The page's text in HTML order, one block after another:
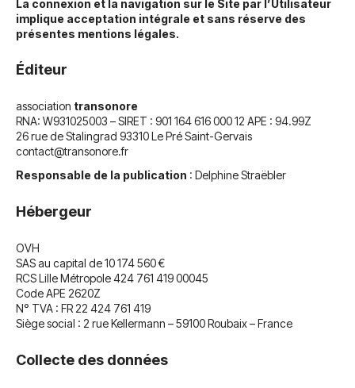
La connexion et la navigation sur le Site par l’Utilisateur
implique acceptation intégrale et sans réserve des
présentes mentions légales.
Éditeur
association transonore
RNA: W931025003 – SIRET : 901 164 616 000 12 APE : 94.99Z
26 rue de Stalingrad 93310 Le Pré Saint-Gervais
contact@transonore.fr
Responsable de la publication : Delphine Straëbler
Hébergeur
OVH
SAS au capital de 10 174 560 €
RCS Lille Métropole 424 761 419 00045
Code APE 2620Z
N° TVA : FR 22 424 761 419
Siège social : 2 rue Kellermann – 59100 Roubaix – France
Collecte des données